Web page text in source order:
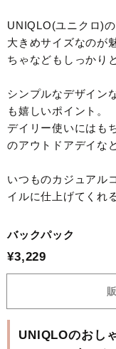
UNIQLO(ユニクロ)
大きめサイズなのが
ちゃなどもしっかり
シンプルなデザイン
も嬉しいポイント。
デイリー使いにはも
のアウトドアデイな
いつものカジュアル
イルに仕上げてくれ
バックパック
¥3,229
UNIQLOのおし